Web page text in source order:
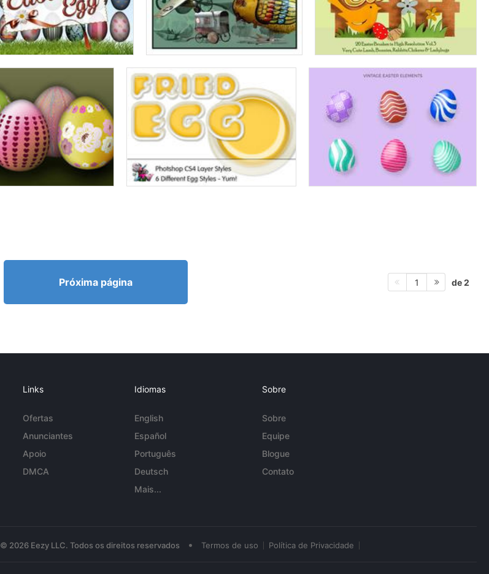
Próxima página 1 de 2
Links
Ofertas
Anunciantes
Apoio
DMCA
Idiomas
English
Español
Português
Deutsch
Mais...
Sobre
Sobre
Equipe
Blogue
Contato
© 2026 Eezy LLC. Todos os direitos reservados • Termos de uso Política de Privacidade